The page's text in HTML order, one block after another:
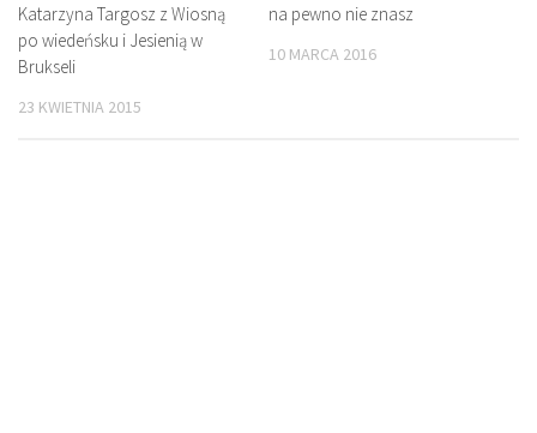
Katarzyna Targosz z Wiosną
po wiedeńsku i Jesienią w
Brukseli
23 KWIETNIA 2015
na pewno nie znasz
10 MARCA 2016